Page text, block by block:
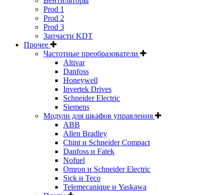
Prod 1
Prod 2
Prod 3
Запчасти KDT
Прочее
Частотные преобразователи
Altivar
Danfoss
Honeywell
Invertek Drives
Schneider Electric
Siemens
Модули для шкафов управления
ABB
Allen Bradley
Chint и Schneider Compact
Danfoss и Fatek
Nofuel
Omron и Schneider Electric
Sick и Teco
Telemecanique и Yaskawa